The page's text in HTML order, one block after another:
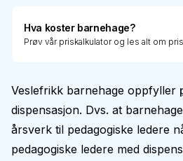
Hva koster barnehage?
Prøv vår priskalkulator og les alt om
Veslefrikk barnehage oppfyller
dispensasjon. Dvs. at
årsverk til pedagogiske ledere
pedagogiske ledere med